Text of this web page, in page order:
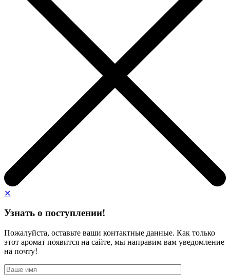
✕
Узнать о поступлении!
Пожалуйста, оставьте ваши контактные данные. Как только
этот аромат появится на сайте, мы направим вам уведомление
на почту!